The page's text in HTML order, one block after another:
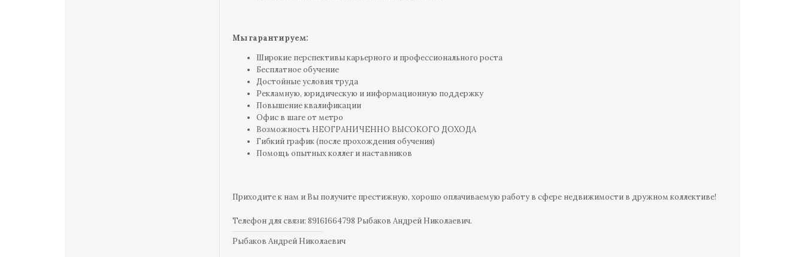
Мы гарантируем:
Широкие перспективы карьерного и профессионального роста
Бесплатное обучение
Достойные условия труда
Рекламную, юридическую и информационную поддержку
Повышение квалификации
Офис в шаге от метро
Возможность НЕОГРАНИЧЕННО ВЫСОКОГО ДОХОДА
Гибкий график (после прохождения обучения)
Помощь опытных коллег и наставников
Приходите к нам и Вы получите престижную, хорошо оплачиваемую работу в сфере недвижимости в дружном коллективе!
Телефон для связи: 89161664798 Рыбаков Андрей Николаевич.
Рыбаков Андрей Николаевич